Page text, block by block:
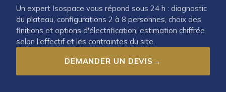
Un expert Isospace vous répond sous 24 h : diagnostic
du plateau, configurations 2 à 8 personnes, choix des
finitions et options d'électrification, estimation chiffrée
selon l'effectif et les contraintes du site.
DEMANDER UN DEVIS →